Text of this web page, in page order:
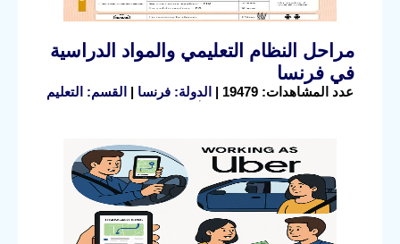
مراحل النظام التعليمي والمواد الدراسية
في فرنسا
عدد المشاهدات: 19479 | الدولة: فرنسا | القسم: التعليم